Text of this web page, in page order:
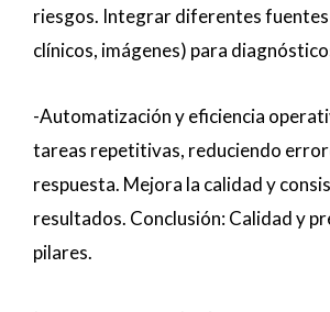
riesgos. Integrar diferentes fuentes
clínicos, imágenes) para
-Automatización y eficiencia
tareas repetitivas, reduciendo
respuesta. Mejora la calidad y
resultados. Conclusión: Calidad y
pilares.